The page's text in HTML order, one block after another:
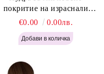
покритие на израснали
корени Светло Кафяво -
Labor Pro Instant Retouch
Powder - Light Brown H644
€0.00 0.00лв.